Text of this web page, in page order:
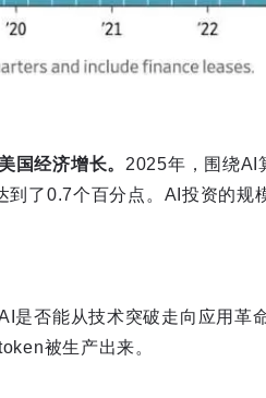
国经济增长。 2025年，围绕AI
了0.7个百分点。AI投资的规
是否能从技术突破走向应用革
被生产出来。